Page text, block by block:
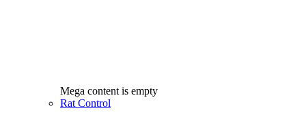
Mega content is empty
Rat Control